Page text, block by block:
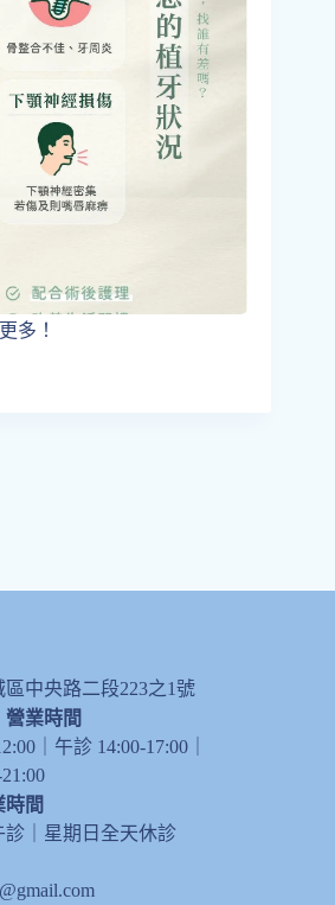
多！
中央路二段223之1號
業時間
｜午診 14:00-17:00｜
時間
診｜星期日全天休診